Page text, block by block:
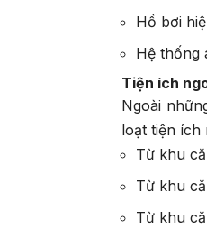
Hồ bơi
Hệ thống
Tiện ích
Ngoài
loạt tiện ích
Từ khu
Từ khu
Từ khu